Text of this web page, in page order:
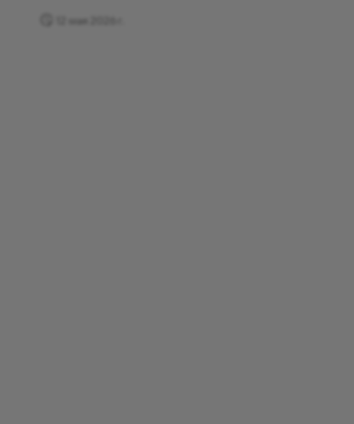
12 мая 2026 г.